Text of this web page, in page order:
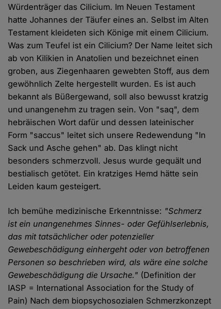
Würdenträger das Cilicium. Im Neuen Testament
hatte Johannes der Täufer eines an. Selbst im Alten
Testament kleideten sich Könige mit einem Cilicium.
Was zum Teufel ist ein Cilicium? Der Name leitet sich
ab von Kilikien in Anatolien und bezeichnet einen
groben, aus Ziegenhaaren gewebten Stoff, aus dem
gewöhnlich Zelte hergestellt wurden. Es ist auch
bekannt als Büßergewand, soll also bewusst kratzig
und unangenehm zu tragen sein. Von "saq", dem
hebräischen Wort dafür und dessen lateinischer
Form "saccus" leitet sich unsere Redewendung "In
Sack und Asche gehen" ab. Das klingt nicht
besonders schmerzvoll. Jesus wurde gequält und
bestialisch getötet. Ein kratziges Hemd hätte sein
Leiden kaum gesteigert.
Ich bemühe medizinische Erkenntnisse: "Schmerz
ist ein unangenehmes Sinnes- oder Gefühlserlebnis,
das mit tatsächlicher oder potenzieller
Gewebeschädigung einhergeht oder von betroffenen
Personen so beschrieben wird, als wäre eine solche
Gewebeschädigung die Ursache." (Definition der
IASP = International Association for the Study of
Pain) Nach dem biopsychosozialen Schmerzkonzept